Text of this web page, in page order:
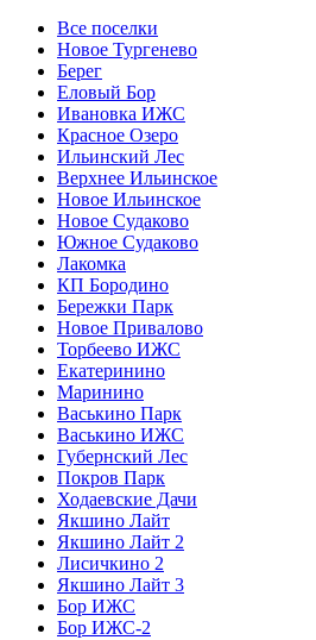
Все поселки
Новое Тургенево
Берег
Еловый Бор
Ивановка ИЖС
Красное Озеро
Ильинский Лес
Верхнее Ильинское
Новое Ильинское
Новое Судаково
Южное Судаково
Лакомка
КП Бородино
Бережки Парк
Новое Привалово
Торбеево ИЖС
Екатеринино
Маринино
Васькино Парк
Васькино ИЖС
Губернский Лес
Покров Парк
Ходаевские Дачи
Якшино Лайт
Якшино Лайт 2
Лисичкино 2
Якшино Лайт 3
Бор ИЖС
Бор ИЖС-2